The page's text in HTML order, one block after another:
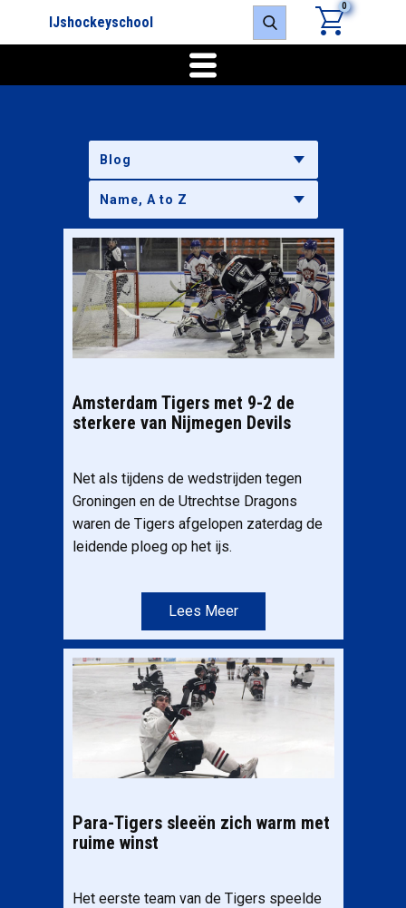
IJshockeyschool
0
Amsterdam Tigers met 9-2 de
sterkere van Nijmegen Devils
Net als tijdens de wedstrijden tegen
Groningen en de Utrechtse Dragons
waren de Tigers afgelopen zaterdag de
leidende ploeg op het ijs.
Lees Meer
Para-Tigers sleeën zich warm met
ruime winst
Het eerste team van de Tigers speelde